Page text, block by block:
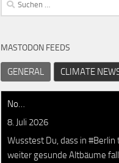
nach:
MASTODON FEEDS
GENERAL CLIMATE
No…
8. Juli 2026
Wusstest Du, dass in #Berlin
weiter gesunde Altbäume